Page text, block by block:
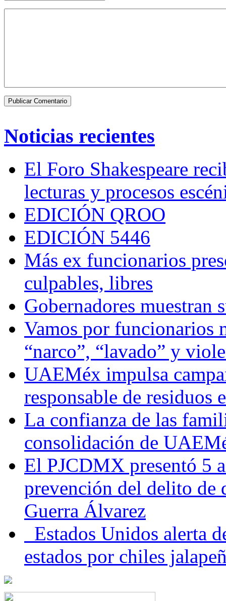
Noticias recientes
El Foro Shakespeare
lecturas y procesos
EDICIÓN QROO
EDICIÓN 5446
Más ex funcionarios
culpables, libres
Gobernadores muestran
Vamos por funcionarios
“narco”, “lavado” y
UAEMéx impulsa
responsable de residuos
La confianza de las
consolidación de
El PJCDMX presentó 5
prevención del delito de
Guerra Álvarez
Estados Unidos alerta
estados por chiles